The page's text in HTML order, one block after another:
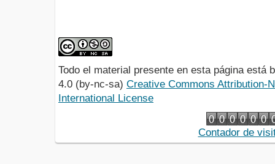
Todo el material presente en esta página está
4.0 (by-nc-sa) Creative Commons Attribution-
International License
Contador de